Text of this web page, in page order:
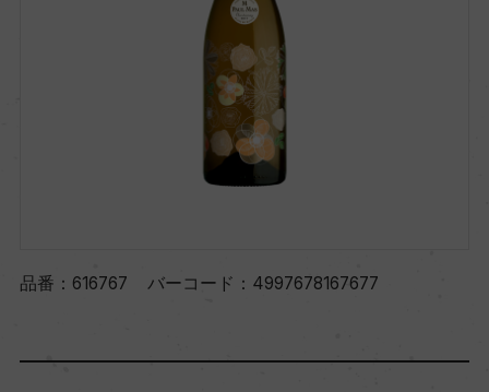
品番： 616767 バーコード： 4997678167677